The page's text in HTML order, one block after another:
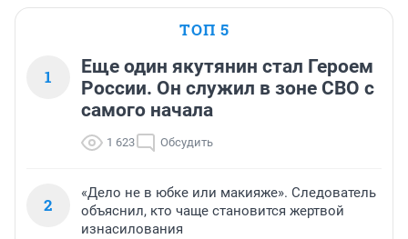
ТОП 5
1
Еще один якутянин стал Героем
России. Он служил в зоне СВО с
самого начала
1 623 Обсудить
2
«Дело не в юбке или макияже». Следователь
объяснил, кто чаще становится жертвой
изнасилования